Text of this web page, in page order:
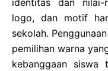
identitas dan nilai-
logo, dan motif
sekolah.
pemilihan warna
kebanggaan siswa